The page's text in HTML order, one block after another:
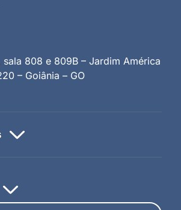
sala 808 e 809B – Jardim América
– Goiânia – GO